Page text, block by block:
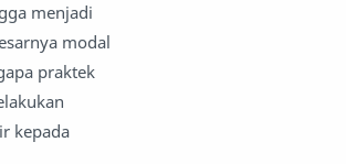
menjadi
modal
praktek
kepada